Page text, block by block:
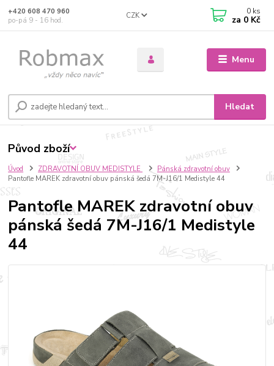
Menu
CZK
Hledat
+420 608 470 960
po-pá 9 - 16 hod.
0 ks
za 0 Kč
Úvod ZDRAVOTNÍ OBUV MEDISTYLE
Pánská zdravotní obuv
Pantofle MAREK zdravotní obuv pánská šedá 7M-J16/1 Medistyle 44
Pantofle MAREK zdravotní obuv
pánská šedá 7M-J16/1 Medistyle
44
Původ zboží